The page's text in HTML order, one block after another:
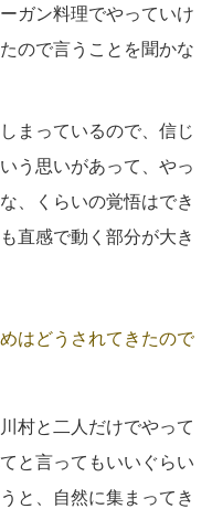
ガン料理でやっていけ
ので言うことを聞かな
まっているので、信じ
う思いがあって、やっ
、くらいの覚悟はでき
直感で動く部分が大き
はどうされてきたので
村と二人だけでやって
と言ってもいいぐらい
と、自然に集まってき